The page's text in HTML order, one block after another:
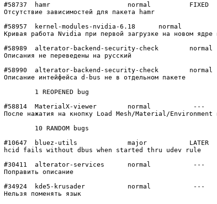
#58737	hamr            	normal  	FIXED
Отсутствие зависимостей для пакета hamr
#58957	kernel-modules-nvidia-6.18	normal  	FIXED
Кривая работа Nvidia при первой загрузке на новом ядре
#58989	alterator-backend-security-check	normal  	FIXED
Описания не переведены на русский
#58990	alterator-backend-security-check	normal  	FIXED
Описание интейфейса d-bus не в отдельном пакете
#58814	MaterialX-viewer	normal  	 ---
После нажатия на кнопку Load Mesh/Material/Environment
#10647	bluez-utils     	major   	LATER
hcid fails without dbus when started thru udev rule
#30411	alterator-services	normal  	 ---
Поправить описание
#34924	kde5-krusader   	normal  	 ---
Нельзя поменять язык